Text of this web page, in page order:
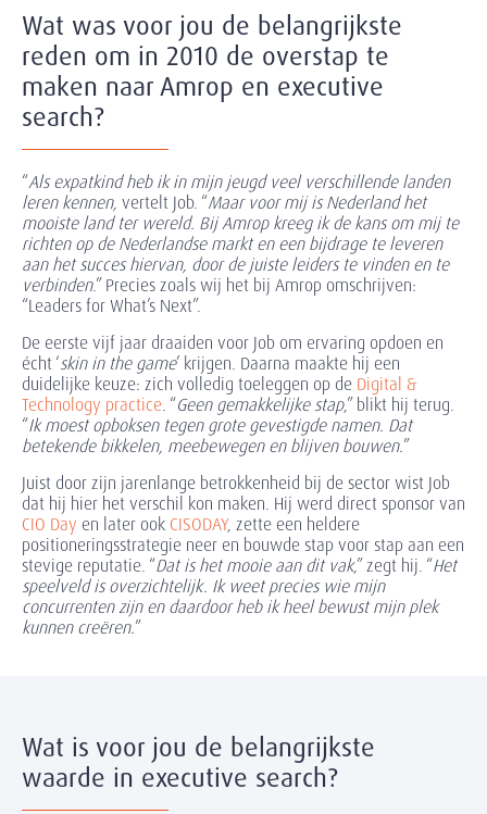
Wat was voor jou de belangrijkste
reden om in 2010 de overstap te
maken naar Amrop en executive
search?
“Als expatkind heb ik in mijn jeugd veel verschillende landen
leren kennen, vertelt Job. “Maar voor mij is Nederland het
mooiste land ter wereld. Bij Amrop kreeg ik de kans om mij te
richten op de Nederlandse markt en een bijdrage te leveren
aan het succes hiervan, door de juiste leiders te vinden en te
verbinden.” Precies zoals wij het bij Amrop omschrijven:
“Leaders for What’s Next”.
De eerste vijf jaar draaiden voor Job om ervaring opdoen en
écht ‘skin in the game’ krijgen. Daarna maakte hij een
duidelijke keuze: zich volledig toeleggen op de Digital &
Technology practice. “Geen gemakkelijke stap,” blikt hij terug.
“Ik moest opboksen tegen grote gevestigde namen. Dat
betekende bikkelen, meebewegen en blijven bouwen.”
Juist door zijn jarenlange betrokkenheid bij de sector wist Job
dat hij hier het verschil kon maken. Hij werd direct sponsor van
CIO Day en later ook CISODAY, zette een heldere
positioneringsstrategie neer en bouwde stap voor stap aan een
stevige reputatie. “Dat is het mooie aan dit vak,” zegt hij. “Het
speelveld is overzichtelijk. Ik weet precies wie mijn
concurrenten zijn en daardoor heb ik heel bewust mijn plek
kunnen creëren.”
Wat is voor jou de belangrijkste
waarde in executive search?